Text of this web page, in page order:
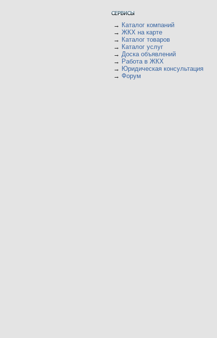
→ Каталог компаний
→ ЖКХ на карте
→ Каталог товаров
→ Каталог услуг
→ Доска объявлений
→ Работа в ЖКХ
→ Юридическая консультация
→ Форум